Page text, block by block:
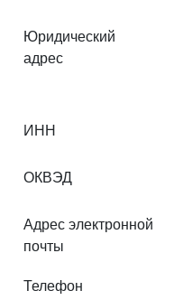
Юридический
адрес
ИНН
ОКВЭД
Адрес электронной
почты
Телефон